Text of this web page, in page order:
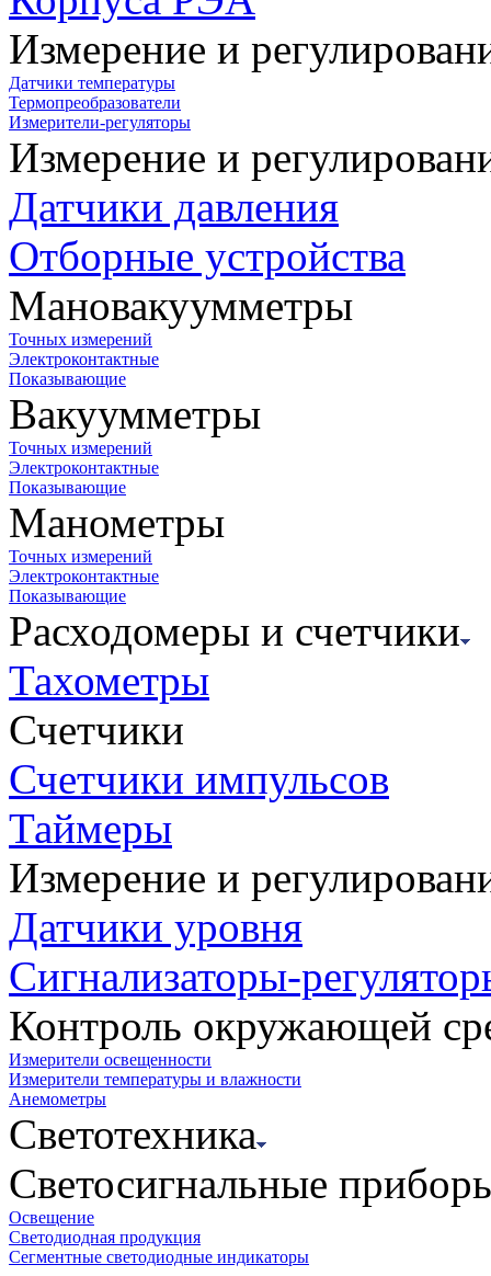
Измерение и
Датчики температуры
Термопреобразователи
Измерители-регуляторы
Измерение и
Датчики давления
Отборные устройства
Мановакуумметры
Точных измерений
Электроконтактные
Показывающие
Вакуумметры
Точных измерений
Электроконтактные
Показывающие
Манометры
Точных измерений
Электроконтактные
Показывающие
Расходомеры и счетчики
Тахометры
Счетчики
Счетчики импульсов
Таймеры
Измерение и
Датчики уровня
Сигнализаторы-
Контроль окружающей
Измерители освещенности
Измерители температуры и влажности
Анемометры
Светотехника
Светосигнальные
Освещение
Светодиодная продукция
Сегментные светодиодные индикаторы